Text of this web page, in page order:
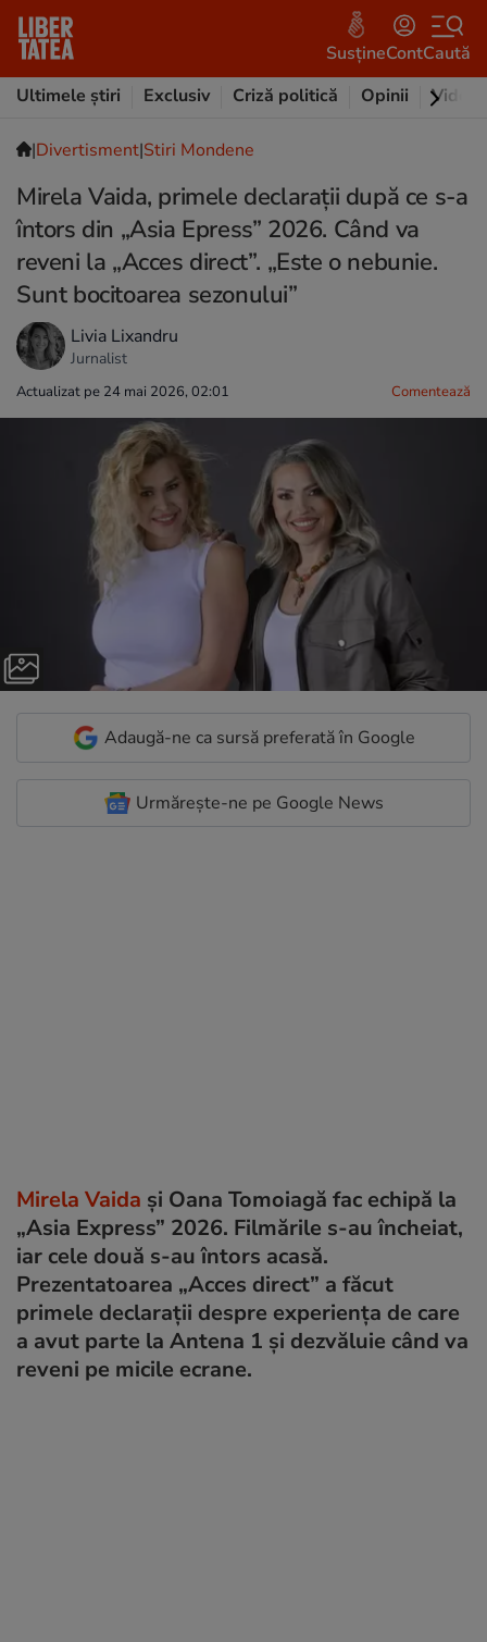
SusțineContCaută
Ultimele știri
Exclusiv Criză politică Opinii Video
|Divertisment|Stiri Mondene
Mirela Vaida, primele declarații după ce s-a
întors din „Asia Epress” 2026. Când va
reveni la „Acces direct”. „Este o nebunie.
Sunt bocitoarea sezonului”
Livia Lixandru
Jurnalist
Actualizat pe 24 mai 2026, 02:01 Comentează
Adaugă-ne ca sursă preferată în Google
Urmărește-ne pe Google News
Mirela Vaida și Oana Tomoiagă fac echipă la
„Asia Express” 2026. Filmările s-au încheiat,
iar cele două s-au întors acasă.
Prezentatoarea „Acces direct” a făcut
primele declarații despre experiența de care
a avut parte la Antena 1 și dezvăluie când va
reveni pe micile ecrane.